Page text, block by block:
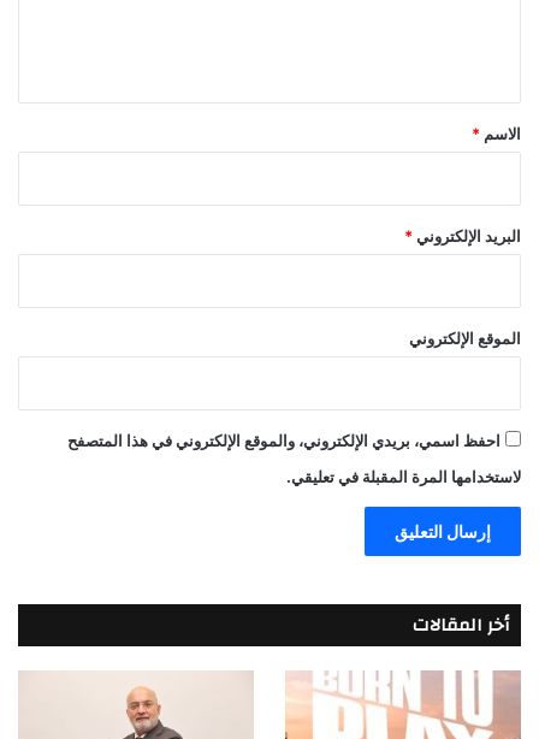
*
الاسم *
البريد الإلكتروني *
الموقع الإلكتروني
احفظ اسمي، بريدي الإلكتروني، والموقع الإلكتروني في هذا المتصفح
لاستخدامها المرة المقبلة في تعليقي.
أخر المقالات